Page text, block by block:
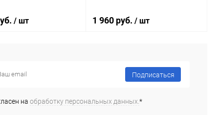
/ шт
Под заказ
1 960 руб./ шт
В избранное
Подписаться
на обработку персональных данных. *